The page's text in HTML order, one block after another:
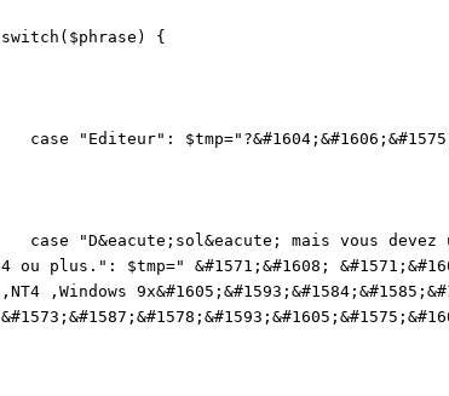
switch($phrase) {
case "Editeur":
case "D&eacute;sol&eacute; mais vous
4 ou plus.": $tmp=" &#1571;&#1608;
,NT4 ,Windows